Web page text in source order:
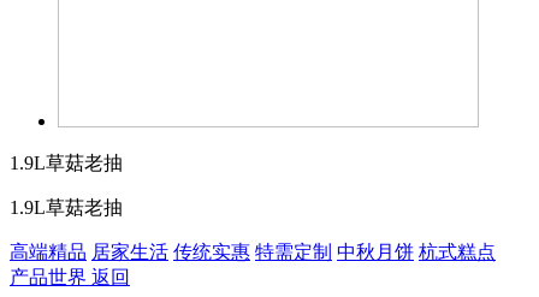
1.9L草菇老抽
1.9L草菇老抽
高端精品 居家生活 传统实惠 特需定制 中秋月饼 杭式糕点
产品世界 返回